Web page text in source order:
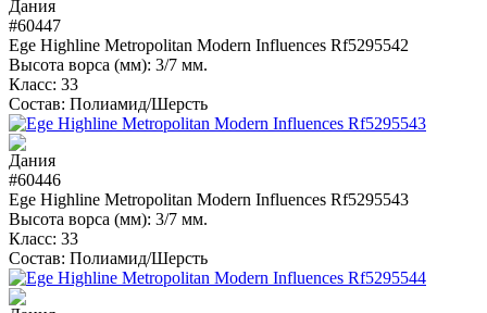
#60447
Ege Highline Metropolitan Modern Influences Rf5295542
Высота ворса (мм): 3/7 мм.
Класс: 33
Состав: Полиамид/Шерсть
#60446
Ege Highline Metropolitan Modern Influences Rf5295543
Высота ворса (мм): 3/7 мм.
Класс: 33
Состав: Полиамид/Шерсть